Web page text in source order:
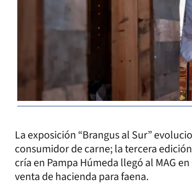
La exposición “Brangus al Sur”
consumidor de carne; la tercera
cría en Pampa Húmeda llegó al MAG
venta de hacienda para faena.